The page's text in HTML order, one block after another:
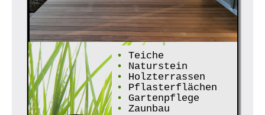
•
Teiche
•
Naturstein
•
Holzterrassen
•
Pflasterflächen
•
Gartenpflege
•
Zaunbau